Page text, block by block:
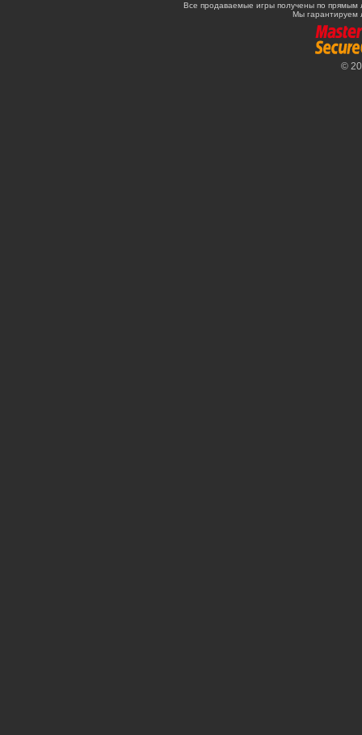
Все продаваемые игры получены по
Мы гарантируем
©